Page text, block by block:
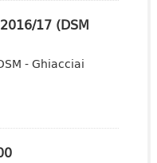
17 (DSM
- Ghiacciai